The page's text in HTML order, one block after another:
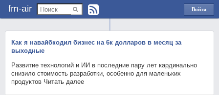
fm-air
Войти
через
Как я навайбкодил бизнес на 6к долларов в месяц за
выходные
Развитие технологий и ИИ в последние пару лет кардинально
снизило стоимость разработки, особенно для маленьких
продуктов Читать далее